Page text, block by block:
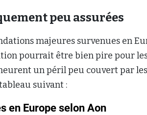
peu assurées
majeures survenues en
pourrait être bien pire pour
un péril peu couvert par les
suivant :